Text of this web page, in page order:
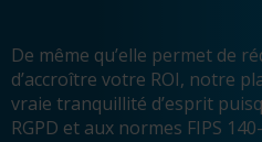
De même qu’elle permet de
d’accroître votre ROI, notre
vraie tranquillité d’esprit
RGPD et aux normes FIPS